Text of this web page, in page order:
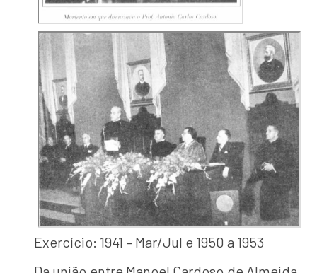
Exercício: 1941 – Mar/Jul e 1950 a 1953